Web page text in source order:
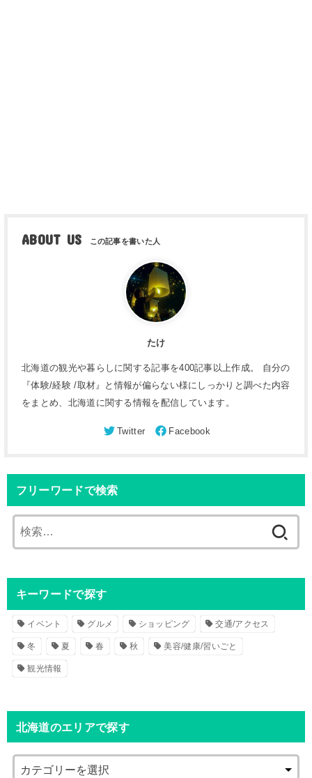
ABOUT US
たけ
北海道の観光や暮らしに関する記事を400記事以上作成。 自分の
『体験/経験 /取材』と情報が偏らない様にしっかりと調べた内容
をまとめ、北海道に関する情報を配信しています。
フリーワードで検索
索
キーワードで探す
イベント グルメ ショッピング 交通/アクセス
冬 夏 春 秋 美容/健康/習いごと
観光情報
北海道のエリアで探す